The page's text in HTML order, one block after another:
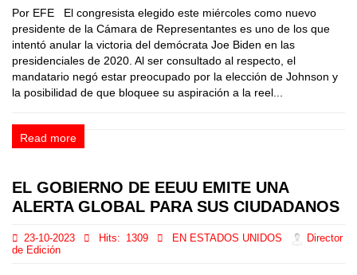
Por EFE El congresista elegido este miércoles como nuevo
presidente de la Cámara de Representantes es uno de los que
intentó anular la victoria del demócrata Joe Biden en las
presidenciales de 2020. Al ser consultado al respecto, el
mandatario negó estar preocupado por la elección de Johnson y
la posibilidad de que bloquee su aspiración a la reel...
Read more
EL GOBIERNO DE EEUU EMITE UNA
ALERTA GLOBAL PARA SUS CIUDADANOS
23-10-2023 Hits: 1309 EN ESTADOS UNIDOS
Director
de Edición